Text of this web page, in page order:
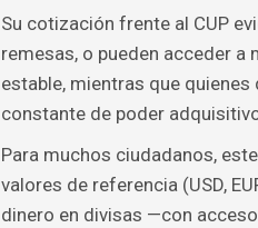
Su cotización frente al CUP
remesas, o pueden acceder a
estable, mientras que
constante de poder
Para muchos ciudadanos,
valores de referencia (USD,
dinero en divisas —con